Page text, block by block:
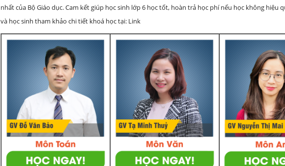
nhất của Bộ Giáo dục. Cam kết giúp học sinh lớp 6 học tốt, hoàn trả học phí nếu học không hiệu
và học sinh tham khảo chi tiết khoá học tại: Link